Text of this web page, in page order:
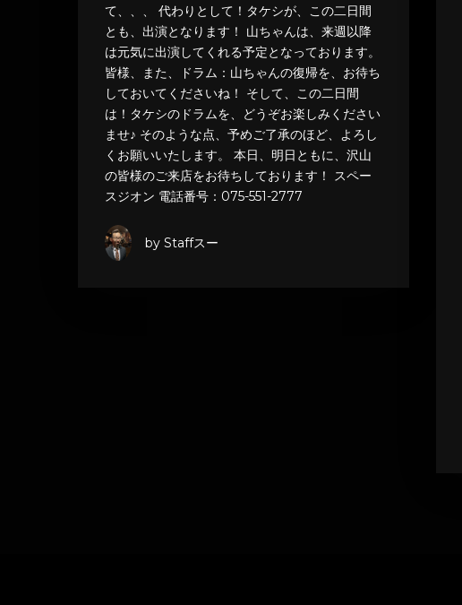
て、、、 代わりとして！タケシが、この二日間
とも、出演となります！ 山ちゃんは、来週以降
は元気に出演してくれる予定となっております。
皆様、また、ドラム：山ちゃんの復帰を、お待ち
しておいてくださいね！ そして、この二日間
は！タケシのドラムを、どうぞお楽しみください
ませ♪ そのような点、予めご了承のほど、よろし
くお願いいたします。 本日、明日ともに、沢山
の皆様のご来店をお待ちしております！ スペー
スジオン 電話番号：075-551-2777
by Staffスー